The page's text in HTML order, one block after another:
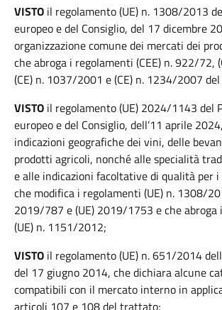
VISTO il regolamento (UE) n. 1308/2013
europeo e del Consiglio, del 17 dicembre
organizzazione comune dei mercati dei
che abroga i regolamenti (CEE) n. 922/72,
(CE) n. 1037/2001 e (CE) n. 1234/2007
VISTO il regolamento (UE) 2024/1143 del
europeo e del Consiglio, dell’11 aprile
indicazioni geografiche dei vini, delle
prodotti agricoli, nonché alle specialità
e alle indicazioni facoltative di qualità per
che modifica i regolamenti (UE) n. 1308/
2019/787 e (UE) 2019/1753 e che abroga
(UE) n. 1151/2012;
VISTO il regolamento (UE) n. 651/2014
del 17 giugno 2014, che dichiara alcune
compatibili con il mercato interno in
articoli 107 e 108 del trattato;